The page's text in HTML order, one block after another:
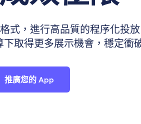
式，進行高品質的程序化投
取得更多展示機會，穩定衝
推廣您的 App